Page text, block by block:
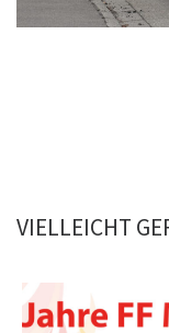
VIELLEICHT